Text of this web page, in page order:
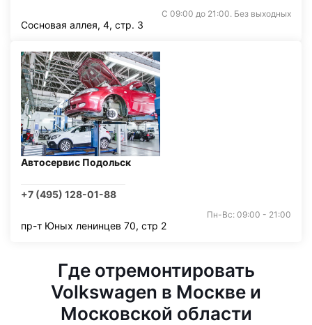
С 09:00 до 21:00. Без выходных
Сосновая аллея, 4, стр. 3
Автосервис Подольск
+7 (495) 128-01-88
Пн-Вс: 09:00 - 21:00
пр-т Юных ленинцев 70, стр 2
Где отремонтировать
Volkswagen в Москве и
Московской области